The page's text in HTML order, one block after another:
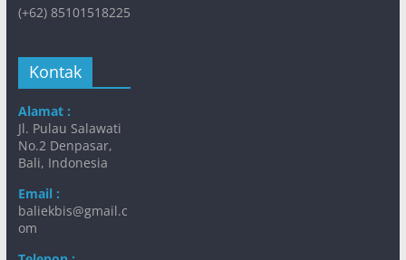
(+62) 85101518225
Kontak
Alamat :
Jl. Pulau Salawati
No.2 Denpasar,
Bali, Indonesia
Email :
baliekbis@gmail.c
om